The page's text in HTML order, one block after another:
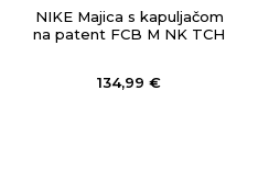
NIKE Majica s kapuljačom
na patent FCB M NK TCH
134,99 €